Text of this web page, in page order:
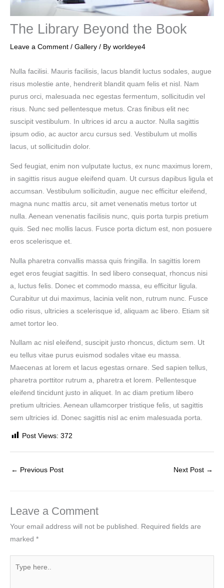
The Library Beyond the Book
Leave a Comment / Gallery / By worldeye4
Nulla facilisi. Mauris facilisis, lacus blandit luctus sodales, augue
risus molestie ante, hendrerit blandit quam felis et nisl. Nam
purus orci, malesuada nec egestas fermentum, sollicitudin vel
risus. Nunc sed pellentesque metus. Cras finibus elit nec
suscipit vestibulum. In ultrices id arcu a auctor. Nulla sagittis
ipsum odio, ac auctor arcu cursus sed. Vestibulum ut mollis
lacus, ut sollicitudin dolor.
Sed feugiat, enim non vulputate luctus, ex nunc maximus lorem,
in sagittis risus augue eleifend quam. Ut cursus dapibus ligula et
accumsan. Vestibulum sollicitudin, augue nec efficitur eleifend,
magna nunc mattis arcu, sit amet venenatis metus tortor ut
nulla. Aenean venenatis facilisis nunc, quis porta turpis pretium
quis. Sed nec mollis lacus. Fusce porta dictum est, non posuere
eros scelerisque et.
Nulla pharetra convallis massa quis fringilla. In sagittis lorem
eget eros feugiat sagittis. In sed libero consequat, rhoncus nisi
a, luctus felis. Donec et commodo massa, eu efficitur ligula.
Curabitur ut dui maximus, lacinia velit non, rutrum nunc. Fusce
odio risus, ultricies a scelerisque id, aliquam ac libero. Etiam sit
amet tortor leo.
Nullam ac nisl eleifend, suscipit justo rhoncus, dictum sem. Ut
eu tellus vitae purus euismod sodales vitae eu massa.
Maecenas at lorem et lacus egestas ornare. Sed sapien tellus,
pharetra porttitor rutrum a, pharetra et lorem. Pellentesque
eleifend tincidunt justo in aliquet. In ac diam pretium libero
pretium ultricies. Aenean ullamcorper tristique felis, ut sagittis
sem ultricies id. Donec sagittis nisl ac enim malesuada porta.
Post Views: 372
← Previous Post Next Post →
Leave a Comment
Your email address will not be published.
Required fields are
marked *